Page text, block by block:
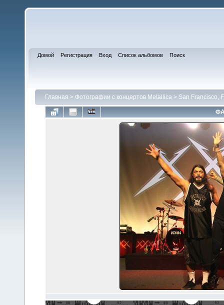
Домой Регистрация Вход Список альбомов Поиск
Главная > Фотографии с концертов Metallica > San Francisco,